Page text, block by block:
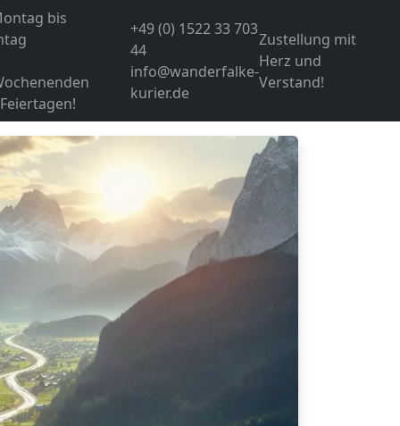
bis
+49 (0) 1522 33 703
44
info@wanderfalke-
kurier.de
Zustellung mit
Herz und
Verstand!